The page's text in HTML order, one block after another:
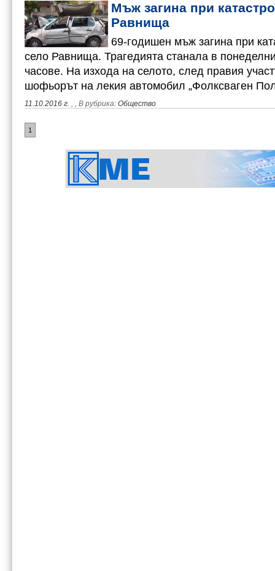
Мъж загина при
Равнища
69-годишен мъж загина при
село Равнища. Трагедията станала в
часове. На изхода на селото, след правия
шофьорът на лекия автомобил „Фолксваген
11.10.2016 г. , , В рубрика: Общество
1